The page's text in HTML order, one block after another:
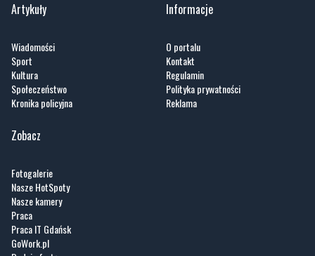
Artykuły
Wiadomości
Sport
Kultura
Społeczeństwo
Kronika policyjna
Informacje
O portalu
Kontakt
Regulamin
Polityka prywatności
Reklama
Zobacz
Fotogalerie
Nasze HotSpoty
Nasze kamery
Praca
Praca IT Gdańsk
GoWork.pl